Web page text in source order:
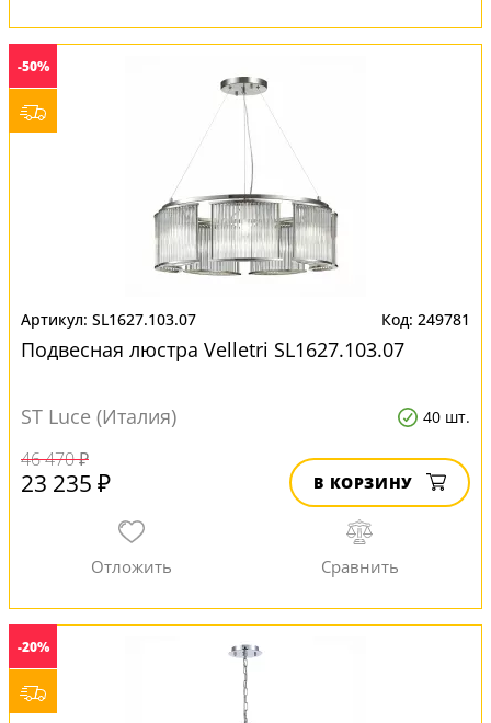
-50%
SL1627.103.07 249781
Подвесная люстра Velletri SL1627.103.07
ST Luce (Италия) 40 шт.
46 470 ₽
23 235 ₽ В КОРЗИНУ
-20%